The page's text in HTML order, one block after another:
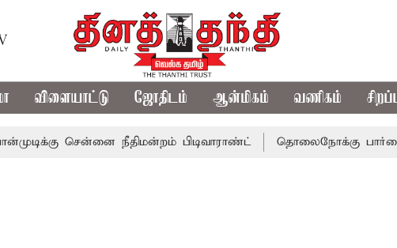
விளையாட்டு ஜோதிடம் ஆன்மிகம் வணிகம்
சென்னை நீதிமன்றம் பிடிவாராண்ட் தொலைநோக்கு பார்வையுடன்